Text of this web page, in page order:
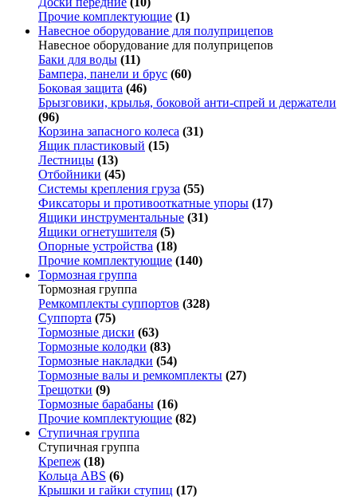
Прочие комплектующие (1)
Навесное оборудование для полуприцепов
Навесное оборудование для полуприцепов
Баки для воды (11)
Бампера, панели и брус (60)
Боковая защита (46)
Брызговики, крылья, боковой анти-спрей и держатели
(96)
Корзина запасного колеса (31)
Ящик пластиковый (15)
Лестницы (13)
Отбойники (45)
Системы крепления груза (55)
Фиксаторы и противооткатные упоры (17)
Ящики инструментальные (31)
Ящики огнетушителя (5)
Опорные устройства (18)
Прочие комплектующие (140)
Тормозная группа
Тормозная группа
Ремкомплекты суппортов (328)
Суппорта (75)
Тормозные диски (63)
Тормозные колодки (83)
Тормозные накладки (54)
Тормозные валы и ремкомплекты (27)
Трещотки (9)
Тормозные барабаны (16)
Прочие комплектующие (82)
Ступичная группа
Ступичная группа
Крепеж (18)
Кольца ABS (6)
Крышки и гайки ступиц (17)